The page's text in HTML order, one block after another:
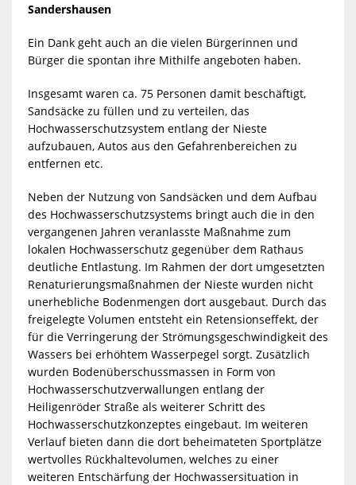
Sandershausen
Ein Dank geht auch an die vielen Bürgerinnen und
Bürger die spontan ihre Mithilfe angeboten haben.
Insgesamt waren ca. 75 Personen damit beschäftigt,
Sandsäcke zu füllen und zu verteilen, das
Hochwasserschutzsystem entlang der Nieste
aufzubauen, Autos aus den Gefahrenbereichen zu
entfernen etc.
Neben der Nutzung von Sandsäcken und dem Aufbau
des Hochwasserschutzsystems bringt auch die in den
vergangenen Jahren veranlasste Maßnahme zum
lokalen Hochwasserschutz gegenüber dem Rathaus
deutliche Entlastung. Im Rahmen der dort umgesetzten
Renaturierungsmaßnahmen der Nieste wurden nicht
unerhebliche Bodenmengen dort ausgebaut. Durch das
freigelegte Volumen entsteht ein Retensionseffekt, der
für die Verringerung der Strömungsgeschwindigkeit des
Wassers bei erhöhtem Wasserpegel sorgt. Zusätzlich
wurden Bodenüberschussmassen in Form von
Hochwasserschutzverwallungen entlang der
Heiligenröder Straße als weiterer Schritt des
Hochwasserschutzkonzeptes eingebaut. Im weiteren
Verlauf bieten dann die dort beheimateten Sportplätze
wertvolles Rückhaltevolumen, welches zu einer
weiteren Entschärfung der Hochwassersituation in